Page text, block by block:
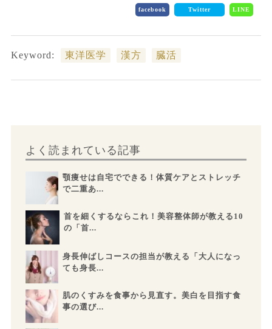
facebook Twitter LINE
Keyword: 東洋医学 漢方 臓活
よく読まれている記事
顎痩せは自宅でできる！体質ケアとストレッチ
で二重あ...
首を細くするならこれ！美容整体師が教える10
の「首...
身長伸ばしコースの担当が教える「大人になっ
ても身長...
肌のくすみを食事から見直す。美白を目指す食
事の選び...